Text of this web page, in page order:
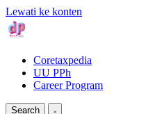
Lewati ke konten
Coretaxpedia
UU PPh
Career Program
Search